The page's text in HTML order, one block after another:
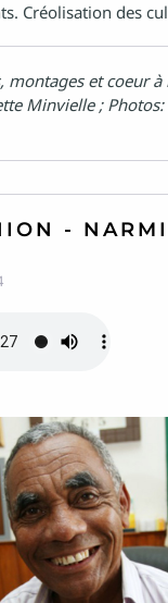
Créolisation des
montages et coeur
Minvielle ;
-